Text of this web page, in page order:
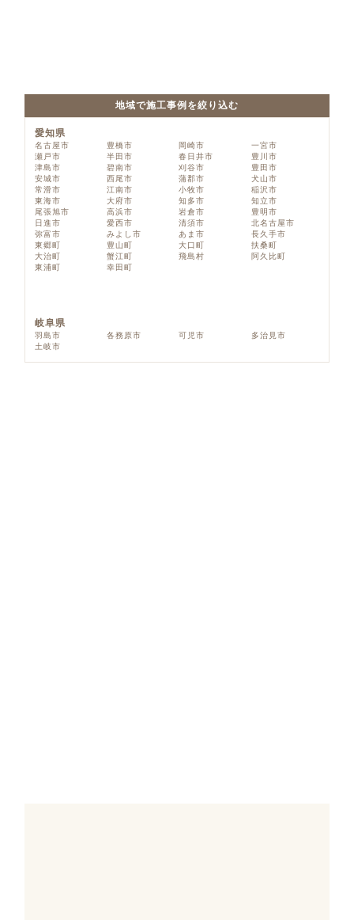
地域で施工事例を絞り込む
愛知県
名古屋市 豊橋市 岡崎市
一宮市
瀬戸市
半田市 春日井市
豊川市
津島市
碧南市 刈谷市
豊田市
安城市
西尾市 蒲郡市
犬山市
常滑市
江南市 小牧市
稲沢市
東海市
大府市 知多市
知立市
尾張旭市
高浜市 岩倉市
豊明市
日進市
愛西市 清須市
北名古屋市
弥富市
みよし市 あま市
長久手市
東郷町
豊山町 大口町
扶桑町
大治町
蟹江町 飛島村
阿久比町
東浦町
幸田町
岐阜県
羽島市 各務原市 可児市
多治見市
土岐市